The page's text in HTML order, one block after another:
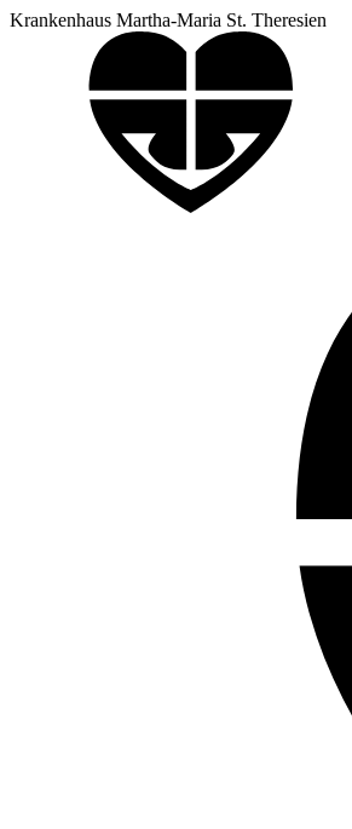
Krankenhaus Martha-Maria St. Theresien